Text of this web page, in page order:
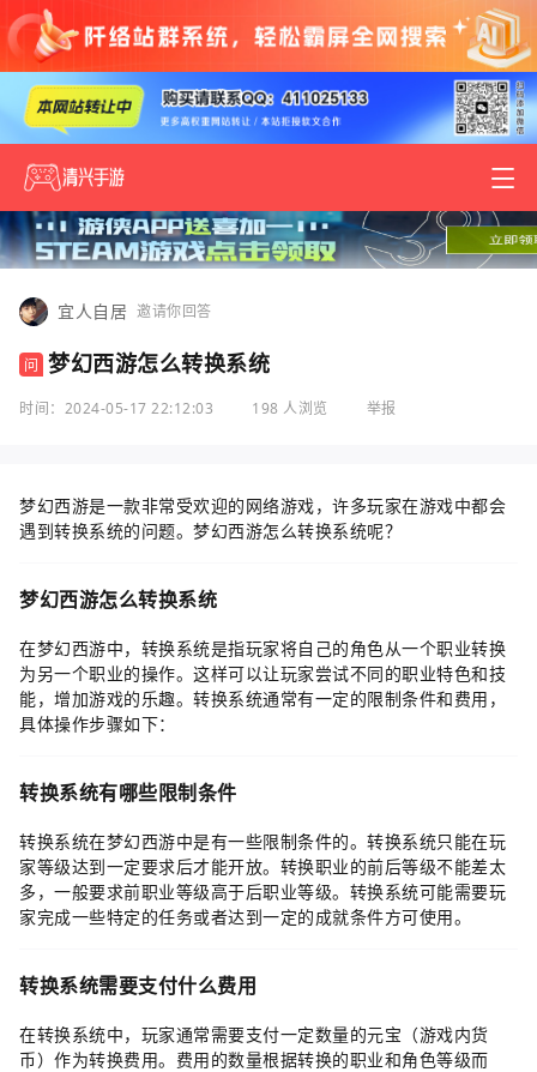
宜人自居 邀请你回答
问 梦幻西游怎么转换系统
时间：2024-05-17 22:12:03 198 人浏览 举报
梦幻西游是一款非常受欢迎的网络游戏，许多玩家在游戏中都会
遇到转换系统的问题。梦幻西游怎么转换系统呢？
梦幻西游怎么转换系统
在梦幻西游中，转换系统是指玩家将自己的角色从一个职业转换
为另一个职业的操作。这样可以让玩家尝试不同的职业特色和技
能，增加游戏的乐趣。转换系统通常有一定的限制条件和费用，
具体操作步骤如下：
转换系统有哪些限制条件
转换系统在梦幻西游中是有一些限制条件的。转换系统只能在玩
家等级达到一定要求后才能开放。转换职业的前后等级不能差太
多，一般要求前职业等级高于后职业等级。转换系统可能需要玩
家完成一些特定的任务或者达到一定的成就条件方可使用。
转换系统需要支付什么费用
在转换系统中，玩家通常需要支付一定数量的元宝（游戏内货
币）作为转换费用。费用的数量根据转换的职业和角色等级而